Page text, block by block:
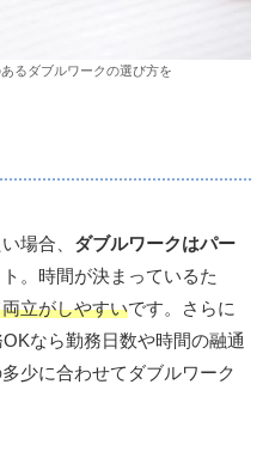
るダブルワークの選び方を
場合、 ダブルワークはパー
。時間が決まっているた
立がしやすいです。さらに
なら勤務日数や時間の融通
少に合わせてダブルワーク